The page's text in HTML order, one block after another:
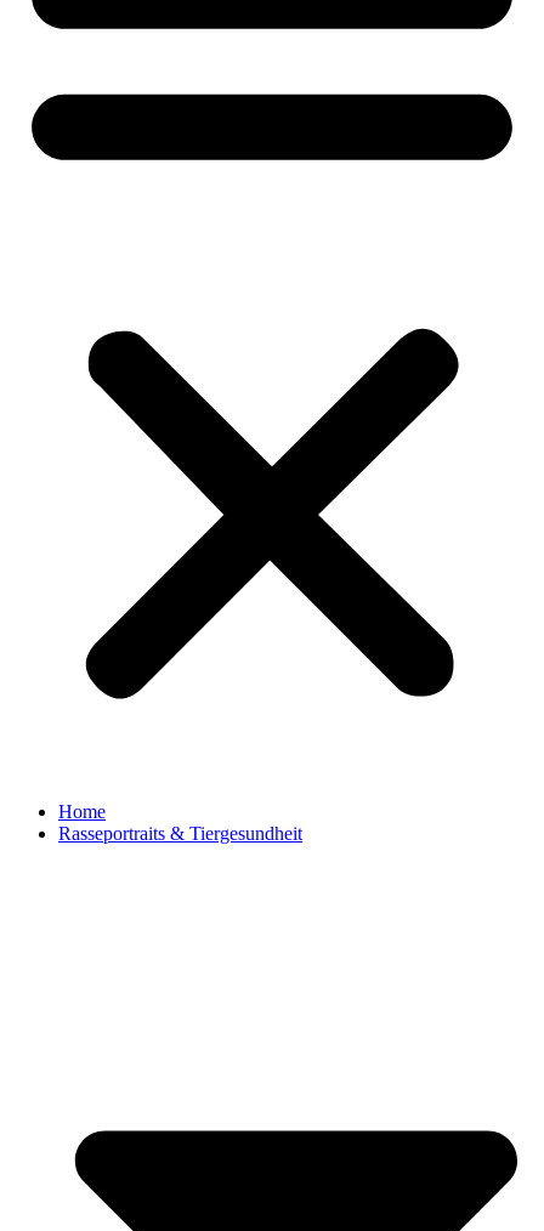
Home
Rasseportraits & Tiergesundheit